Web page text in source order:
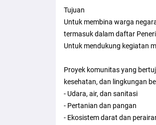
Tujuan
Untuk membina warga
termasuk dalam daftar
Untuk mendukung kegiatan
Proyek komunitas yang
kesehatan, dan lingkungan
- Udara, air, dan sanitasi
- Pertanian dan pangan
- Ekosistem darat dan